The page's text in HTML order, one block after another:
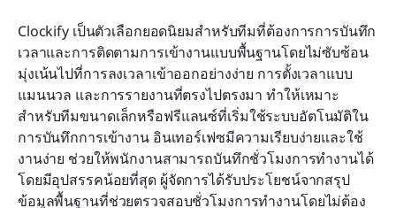
Clockify เป็นตัวเลือกยอดนิยมสำหรับทีมที่ต้องการการบันทึก
เวลาและการติดตามการเข้างานแบบพื้นฐานโดยไม่ซับซ้อน
มุ่งเน้นไปที่การลงเวลาเข้าออกอย่างง่าย การตั้งเวลาแบบ
แมนนวล และการรายงานที่ตรงไปตรงมา ทำให้เหมาะ
สำหรับทีมขนาดเล็กหรือฟรีแลนซ์ที่เริ่มใช้ระบบอัตโนมัติใน
การบันทึกการเข้างาน อินเทอร์เฟซมีความเรียบง่ายและใช้
งานง่าย ช่วยให้พนักงานสามารถบันทึกชั่วโมงการทำงานได้
โดยมีอุปสรรคน้อยที่สุด ผู้จัดการได้รับประโยชน์จากสรุป
ข้อมูลพื้นฐานที่ช่วยตรวจสอบชั่วโมงการทำงานโดยไม่ต้อง